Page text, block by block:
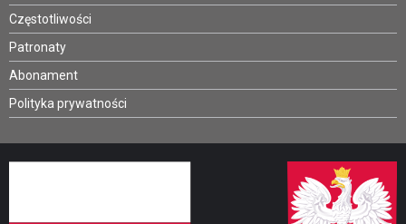
Częstotliwości
Patronaty
Abonament
Polityka prywatności